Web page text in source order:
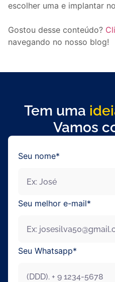
escolher uma e implantar
Gostou desse conteúdo?
navegando no nosso blog!
Tem uma
Vamos
Seu nome*
Seu melhor e-mail*
Seu Whatsapp*